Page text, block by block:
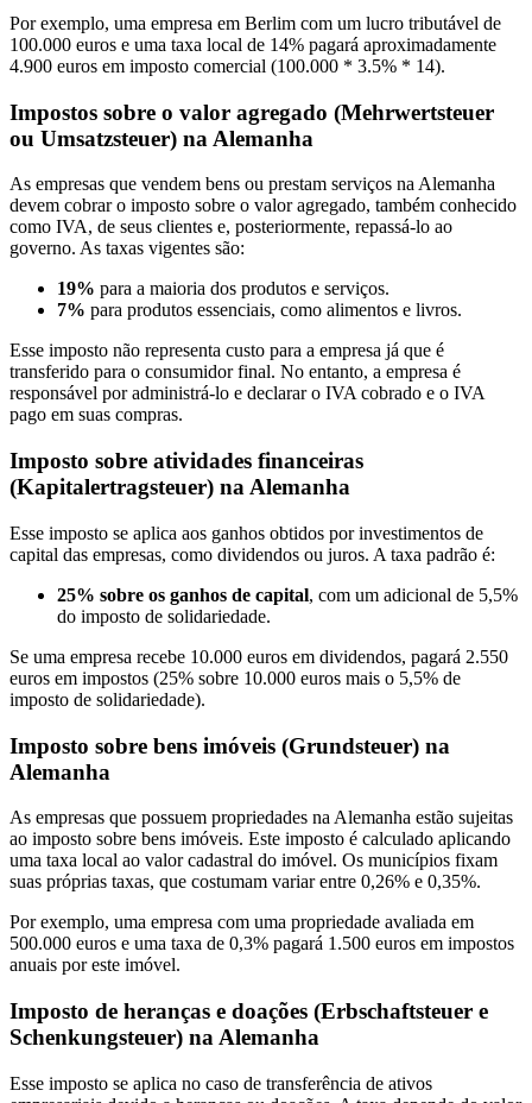
Por exemplo, uma empresa em Berlim com um lucro tributável de
100.000 euros e uma taxa local de 14% pagará aproximadamente
4.900 euros em imposto comercial (100.000 * 3.5% * 14).
Impostos sobre o valor agregado (Mehrwertsteuer
ou Umsatzsteuer) na Alemanha
As empresas que vendem bens ou prestam serviços na Alemanha
devem cobrar o imposto sobre o valor agregado, também conhecido
como IVA, de seus clientes e, posteriormente, repassá-lo ao
governo. As taxas vigentes são:
19% para a maioria dos produtos e serviços.
7% para produtos essenciais, como alimentos e livros.
Esse imposto não representa custo para a empresa já que é
transferido para o consumidor final. No entanto, a empresa é
responsável por administrá-lo e declarar o IVA cobrado e o IVA
pago em suas compras.
Imposto sobre atividades financeiras
(Kapitalertragsteuer) na Alemanha
Esse imposto se aplica aos ganhos obtidos por investimentos de
capital das empresas, como dividendos ou juros. A taxa padrão é:
25% sobre os ganhos de capital, com um adicional de 5,5%
do imposto de solidariedade.
Se uma empresa recebe 10.000 euros em dividendos, pagará 2.550
euros em impostos (25% sobre 10.000 euros mais o 5,5% de
imposto de solidariedade).
Imposto sobre bens imóveis (Grundsteuer) na
Alemanha
As empresas que possuem propriedades na Alemanha estão sujeitas
ao imposto sobre bens imóveis. Este imposto é calculado aplicando
uma taxa local ao valor cadastral do imóvel. Os municípios fixam
suas próprias taxas, que costumam variar entre 0,26% e 0,35%.
Por exemplo, uma empresa com uma propriedade avaliada em
500.000 euros e uma taxa de 0,3% pagará 1.500 euros em impostos
anuais por este imóvel.
Imposto de heranças e doações (Erbschaftsteuer e
Schenkungsteuer) na Alemanha
Esse imposto se aplica no caso de transferência de ativos